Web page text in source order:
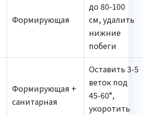
Формирующая
до 80-100
см, удалить
нижние
побеги
Формирующая +
санитарная
Оставить 3-5
веток под
45-60°,
укоротить